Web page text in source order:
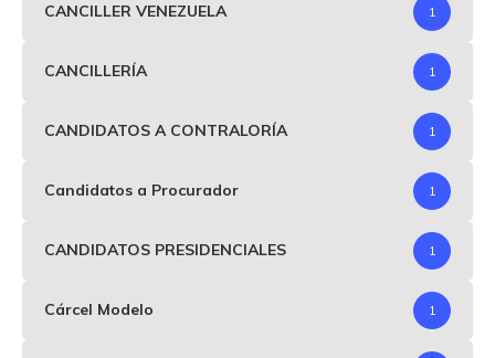
CANCILLER VENEZUELA 1
CANCILLERÍA 1
CANDIDATOS A CONTRALORÍA 1
Candidatos a Procurador 1
CANDIDATOS PRESIDENCIALES 1
Cárcel Modelo 1